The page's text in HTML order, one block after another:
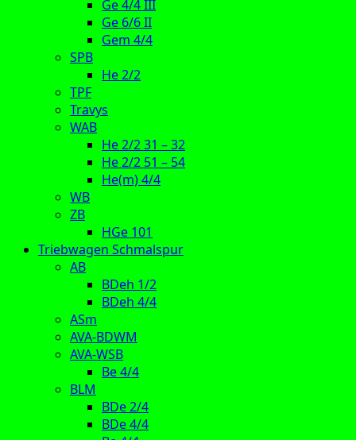
Ge 4/4 III
Ge 6/6 II
Gem 4/4
SPB
He 2/2
TPF
Travys
WAB
He 2/2 31 – 32
He 2/2 51 – 54
He(m) 4/4
WB
ZB
HGe 101
Triebwagen Schmalspur
AB
BDeh 1/2
BDeh 4/4
ASm
AVA-BDWM
AVA-WSB
Be 4/4
BLM
BDe 2/4
BDe 4/4